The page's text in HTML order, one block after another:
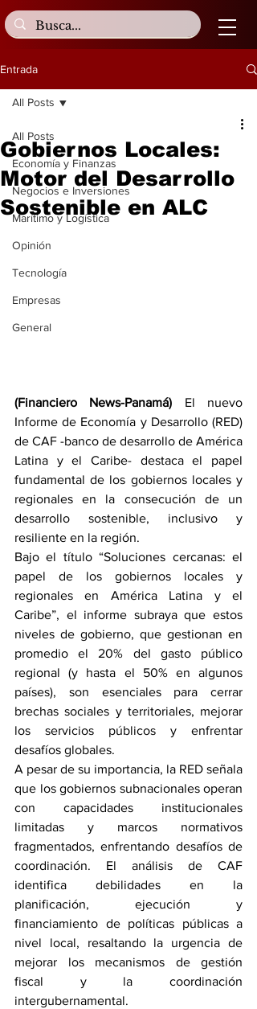
Entrada
All Posts
Economía y Finanzas
Negocios e Inversiones
Marítimo y Logística
Opinión
Tecnología
Empresas
General
All Posts
Gobiernos Locales:
Motor del Desarrollo
Sostenible en ALC
(Financiero News-Panamá) El nuevo
Informe de Economía y Desarrollo (RED)
de CAF -banco de desarrollo de América
Latina y el Caribe- destaca el papel
fundamental de los gobiernos locales y
regionales en la consecución de un
desarrollo sostenible, inclusivo y
resiliente en la región.
Bajo el título “Soluciones cercanas: el
papel de los gobiernos locales y
regionales en América Latina y el
Caribe”, el informe subraya que estos
niveles de gobierno, que gestionan en
promedio el 20% del gasto público
regional (y hasta el 50% en algunos
países), son esenciales para cerrar
brechas sociales y territoriales, mejorar
los servicios públicos y enfrentar
desafíos globales.
A pesar de su importancia, la RED señala
que los gobiernos subnacionales operan
con capacidades institucionales
limitadas y marcos normativos
fragmentados, enfrentando desafíos de
coordinación. El análisis de CAF
identifica debilidades en la
planificación, ejecución y
financiamiento de políticas públicas a
nivel local, resaltando la urgencia de
mejorar los mecanismos de gestión
fiscal y la coordinación
intergubernamental.